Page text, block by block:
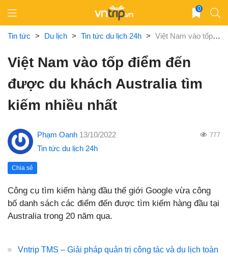
content
0
Tin tức > Du lịch > Tin tức du lịch 24h > Việt Nam vào tốp điểm đến được du khách Australia tìm kiếm nhiều nhất
Việt Nam vào tốp điểm đến
được du khách Australia tìm
kiếm nhiều nhất
Phạm Oanh 13/10/2022 777
Tin tức du lịch 24h
Chia sẻ
Công cụ tìm kiếm hàng đầu thế giới Google vừa công
bố danh sách các điểm đến được tìm kiếm hàng đầu tại
Australia trong 20 năm qua.
Vntrip TMS – Giải pháp quản trị công tác và du lịch toàn